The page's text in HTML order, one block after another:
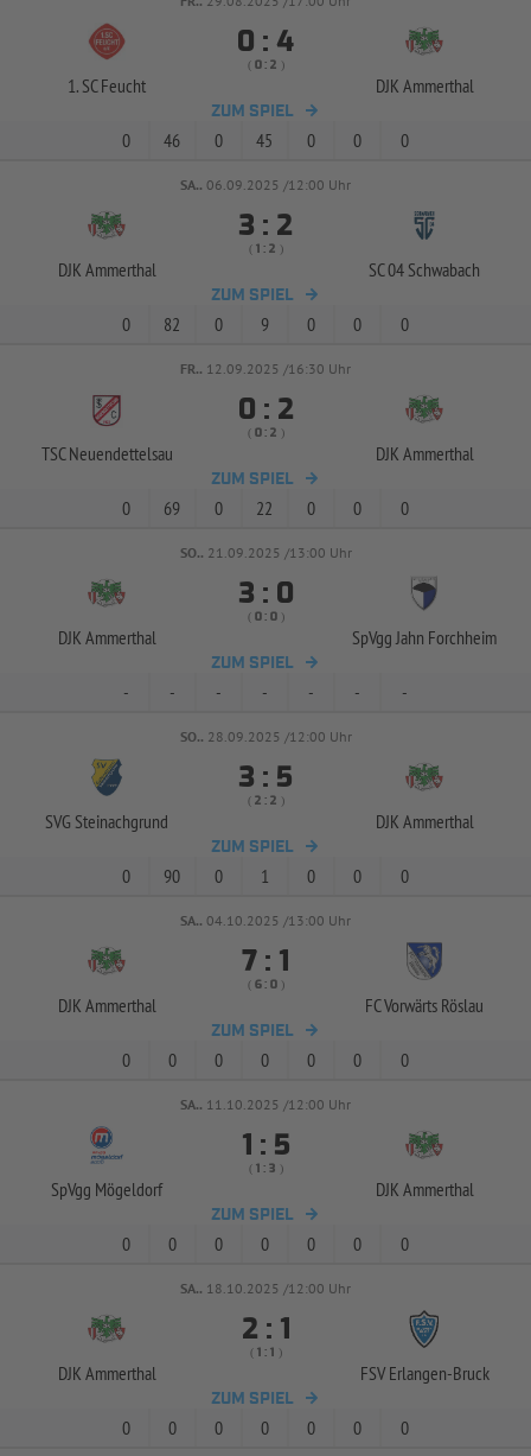
1. SC Feucht
 : 
( :  )
DJK Ammerthal
ZUM SPIEL
0 46 0 45 0 0 0
SA.. 06.09.2025 /12:00 Uhr
DJK Ammerthal
 : 
(  :  )
SC 04 Schwabach
ZUM SPIEL
0 82 0 9 0 0 0
FR.. 12.09.2025 /16:30 Uhr
TSC Neuendettelsau
 : 
( :  )
DJK Ammerthal
ZUM SPIEL
0 69 0 22 0 0 0
SO.. 21.09.2025 /13:00 Uhr
DJK Ammerthal
 : 
( :  )
SpVgg Jahn Forchheim
ZUM SPIEL
- - - - - - -
SO.. 28.09.2025 /12:00 Uhr
SVG Steinachgrund
 : 
(  :  )
DJK Ammerthal
ZUM SPIEL
0 90 0 1 0 0 0
SA.. 04.10.2025 /13:00 Uhr
DJK Ammerthal
 : 
( :  )
FC Vorwärts Röslau
ZUM SPIEL
0 0 0 0 0 0 0
SA.. 11.10.2025 /12:00 Uhr
SpVgg Mögeldorf
 : 
(  :  )
DJK Ammerthal
ZUM SPIEL
0 0 0 0 0 0 0
SA.. 18.10.2025 /12:00 Uhr
DJK Ammerthal
 : 
(  :  )
FSV Erlangen-Bruck
ZUM SPIEL
0 0 0 0 0 0 0